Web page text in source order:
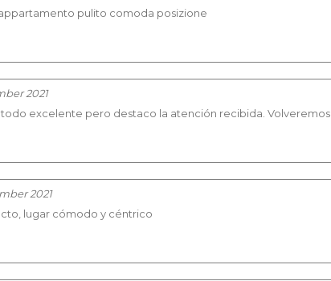
pulito comoda posizione
2021
todo excelente pero destaco la atención recibida. Volveremos.
2021
lugar cómodo y céntrico